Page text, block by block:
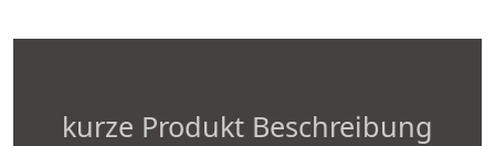
kurze Produkt Beschreibung